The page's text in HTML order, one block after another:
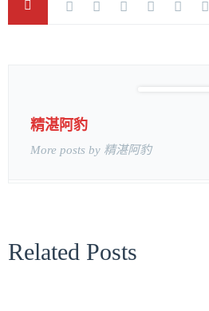
精湛阿豹
More posts by 精湛阿豹
Related Posts